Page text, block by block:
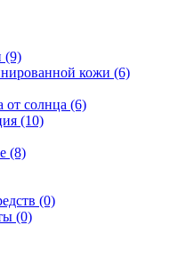
(9)
кожи (6)
от солнца (6)
(10)
(8)
(0)
(0)